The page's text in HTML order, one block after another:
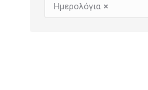
×
Ημερολόγια